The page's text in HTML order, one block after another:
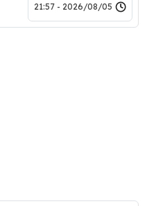
2026/08/05 - 21:57